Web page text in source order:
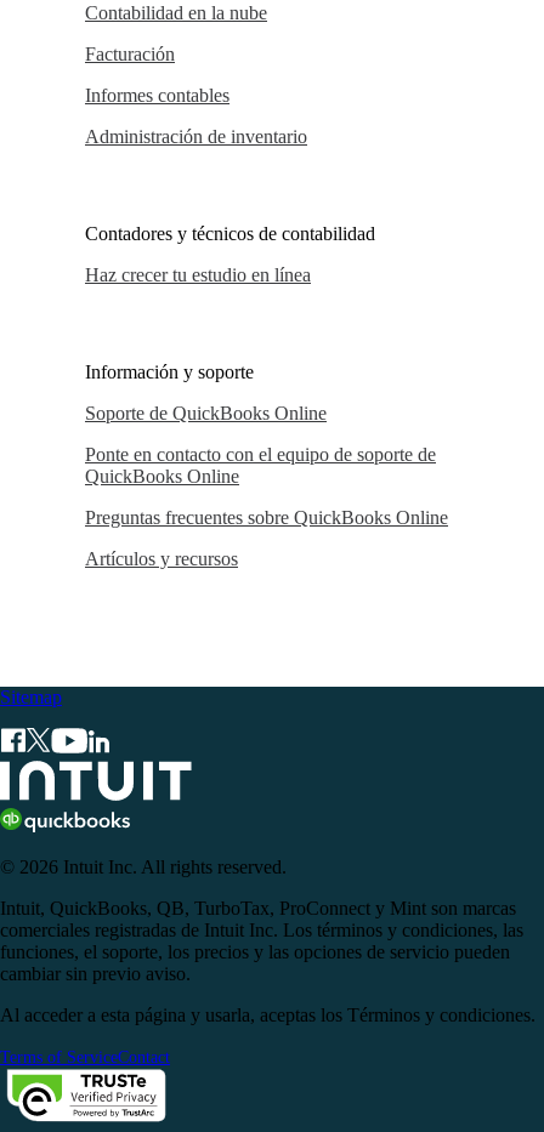
Contabilidad en la nube
Facturación
Informes contables
Administración de inventario
Contadores y técnicos de contabilidad
Haz crecer tu estudio en línea
Información y soporte
Soporte de QuickBooks Online
Ponte en contacto con el equipo de soporte de
QuickBooks Online
Preguntas frecuentes sobre QuickBooks Online
Artículos y recursos
Sitemap
© 2026 Intuit Inc. All rights reserved.
Intuit, QuickBooks, QB, TurboTax, ProConnect y Mint son marcas
comerciales registradas de Intuit Inc. Los términos y condiciones, las
funciones, el soporte, los precios y las opciones de servicio pueden
cambiar sin previo aviso.
Al acceder a esta página y usarla, aceptas los Términos y condiciones.
Terms of ServiceContact